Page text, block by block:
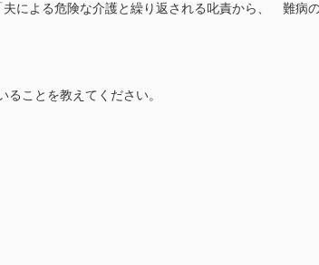
による危険な介護と繰り返される叱責から、 難病
ことを教えてください。